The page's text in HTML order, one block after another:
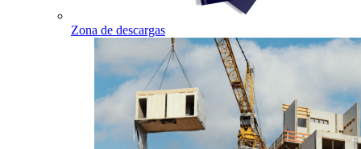
Zona de descargas